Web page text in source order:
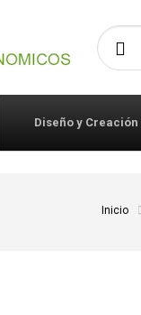
Diseño y
Inicio